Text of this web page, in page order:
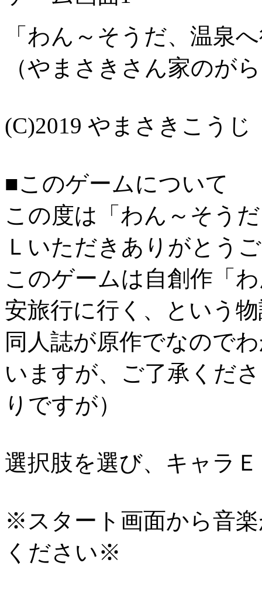
「わん～そうだ、温泉
（やまさきさん家のが
(C)2019 やまさきこうじ
■このゲームについて
この度は「わん～そう
Ｌいただきありがとう
このゲームは自創作「
安旅行に行く、という
同人誌が原作でなので
いますが、ご了承くだ
りですが）
選択肢を選び、キャラ
※スタート画面から音
ください※